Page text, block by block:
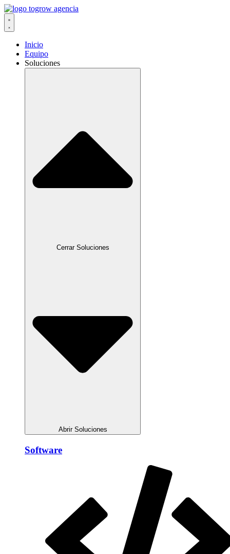
Ir
al
contenido
Inicio
Equipo
Soluciones
Cerrar Soluciones
Abrir Soluciones
Software